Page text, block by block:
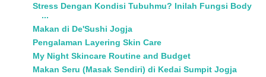
Stress Dengan Kondisi Tubuhmu? Inilah Fungsi Body
...
Makan di De'Sushi Jogja
Pengalaman Layering Skin Care
My Night Skincare Routine and Budget
Makan Seru (Masak Sendiri) di Kedai Sumpit Jogja